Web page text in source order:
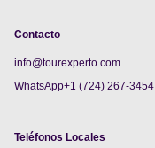
Contacto
info@tourexperto.com
WhatsApp+1 (724) 267-3454
Teléfonos Locales